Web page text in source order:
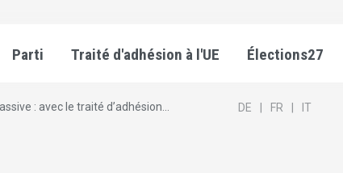
Parti Traité d'adhésion à l'UE Élections27
: avec le traité d’adhésion... DE FR IT